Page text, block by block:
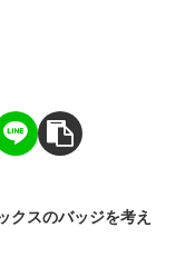
クスのバッジを考え